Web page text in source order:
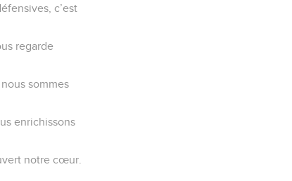
c’est
regarde
sommes
enrichissons
notre cœur.